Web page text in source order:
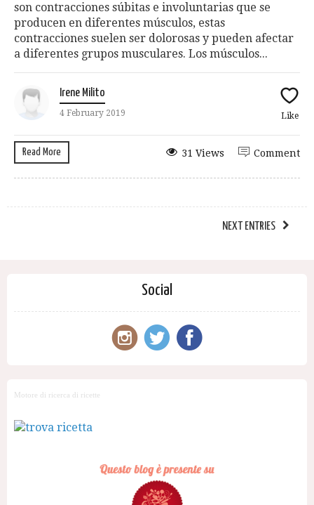
son contracciones súbitas e involuntarias que se
producen en diferentes músculos, estas
contracciones suelen ser dolorosas y pueden afectar
a diferentes grupos musculares. Los músculos...
Irene Milito
4 February 2019 Like
Read More Comment
31 Views
NEXT ENTRIES
Social
Motore di ricerca di ricette